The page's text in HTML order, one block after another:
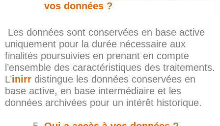
vos données ?
Les données sont conservées en base active
uniquement pour la durée nécessaire aux
finalités poursuivies en prenant en compte
l’ensemble des caractéristiques des traitements.
L’inirr distingue les données conservées en
base active, en base intermédiaire et les
données archivées pour un intérêt historique.